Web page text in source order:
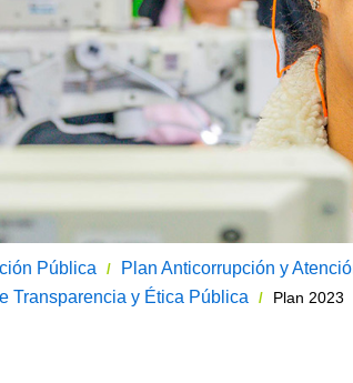
Pública /
Plan Anticorrupción y
Transparencia y Ética Pública / Plan 2023